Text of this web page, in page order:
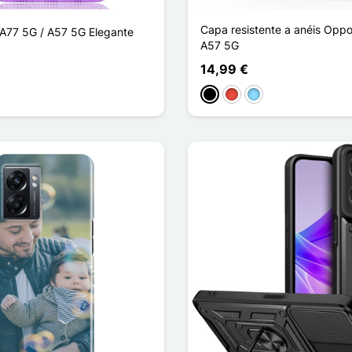
5G / A57 5G Elegante
Capa resistente a anéis
A57 5G
14,99 €
PretoVermelhoAzul Claro